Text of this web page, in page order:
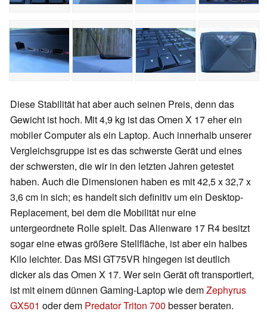
Diese Stabilität hat aber auch seinen Preis, denn das
Gewicht ist hoch. Mit 4,9 kg ist das Omen X 17 eher ein
mobiler Computer als ein Laptop. Auch innerhalb unserer
Vergleichsgruppe ist es das schwerste Gerät und eines
der schwersten, die wir in den letzten Jahren getestet
haben. Auch die Dimensionen haben es mit 42,5 x 32,7 x
3,6 cm in sich; es handelt sich definitiv um ein Desktop-
Replacement, bei dem die Mobilität nur eine
untergeordnete Rolle spielt. Das Alienware 17 R4 besitzt
sogar eine etwas größere Stellfläche, ist aber ein halbes
Kilo leichter. Das MSI GT75VR hingegen ist deutlich
dicker als das Omen X 17. Wer sein Gerät oft transportiert,
ist mit einem dünnen Gaming-Laptop wie demZephyrus
GX501 oder dem Predator Triton 700 besser beraten.